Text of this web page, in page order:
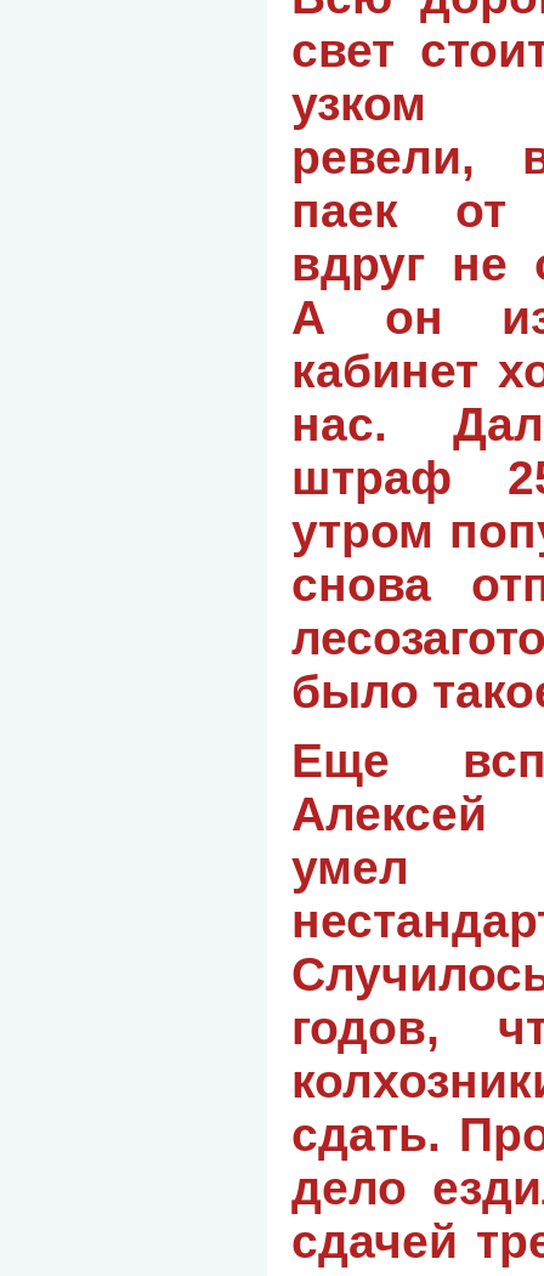
свет
узком
ревели,
паек
вдруг не
А он из
кабинет
нас.
штраф
утром
снова
было
Еще
Алексей
умел
годов,
сдать.
дело
сдачей